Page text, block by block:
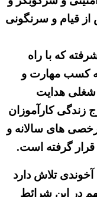
از قیام و سرنگونی
که با راه
به کسب مهارت و
شغلی هدایت
زندگی کارآموزان
های سالانه و
گرفته است.
تلاش دارد
در این شرائط